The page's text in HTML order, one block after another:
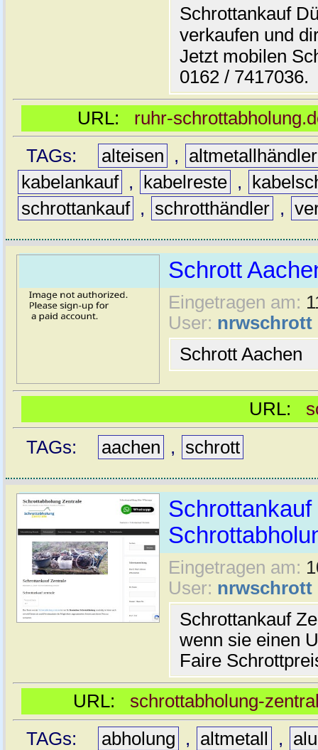
Schrottankauf
verkaufen und
Jetzt mobilen
0162 / 7417036.
URL: ruhr-
TAGs:
alteisen ,
altmetallhändler
kabelankauf , kabelreste ,
schrottankauf , schrotthändler ,
Schrott
Eingetragen am:
User: nrwschrott
Schrott Aachen
URL:
TAGs:
aachen , schrott
Eingetragen am:
User: nrwschrott
Schrottankauf
wenn sie einen
Faire
URL: schrottabholung-
TAGs:
abholung , altmetall ,